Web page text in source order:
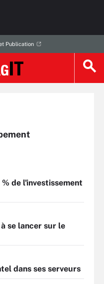
Publication
de l'investissement
se lancer sur le
dans ses serveurs